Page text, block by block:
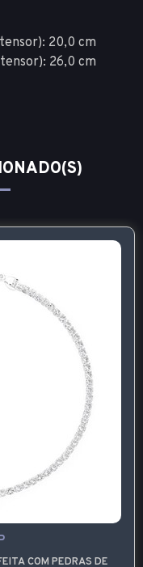
20,0 cm
26,0 cm
COM PEDRAS DE